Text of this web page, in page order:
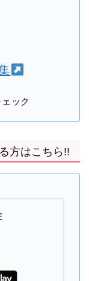
ック
方はこちら!!